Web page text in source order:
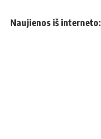
Naujienos iš interneto: